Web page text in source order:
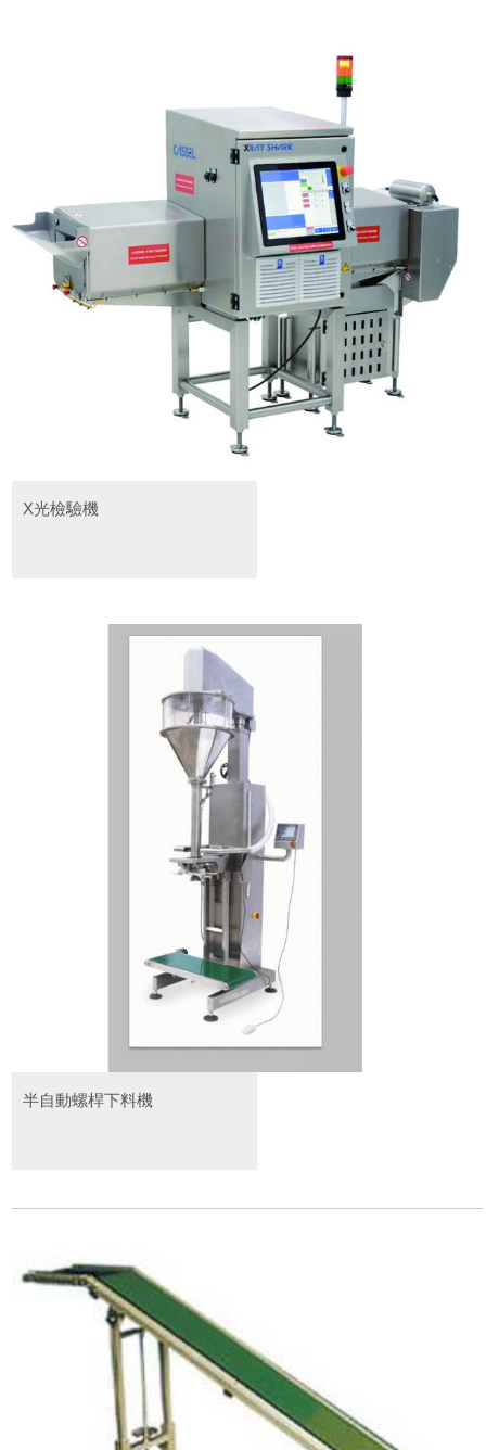
X光檢驗機
半自動螺桿下料機